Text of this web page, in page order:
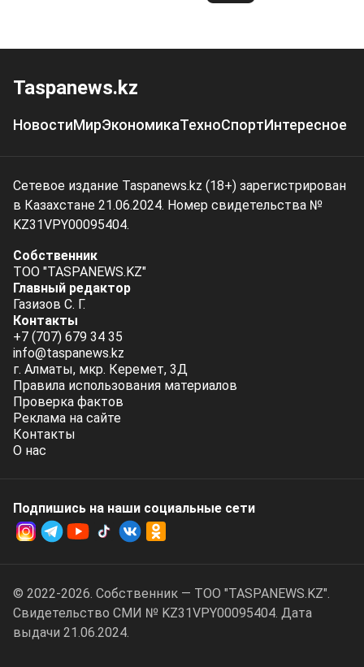
Taspanews.kz
НовостиМирЭкономикаТехноСпортИнтересное
Сетевое издание Taspanews.kz (18+) зарегистрирован
в Казахстане 21.06.2024. Номер свидетельства №
KZ31VPY00095404.
Собственник
ТОО "TASPANEWS.KZ"
Главный редактор
Газизов С. Г.
Контакты
+7 (707) 679 34 35
info@taspanews.kz
г. Алматы, мкр. Керемет, 3Д
Правила использования материалов
Проверка фактов
Реклама на сайте
Контакты
О нас
Подпишись на наши социальные cети
© 2022-2026. Собственник — ТОО "TASPANEWS.KZ".
Cвидетельство СМИ № KZ31VPY00095404. Дата
выдачи 21.06.2024.